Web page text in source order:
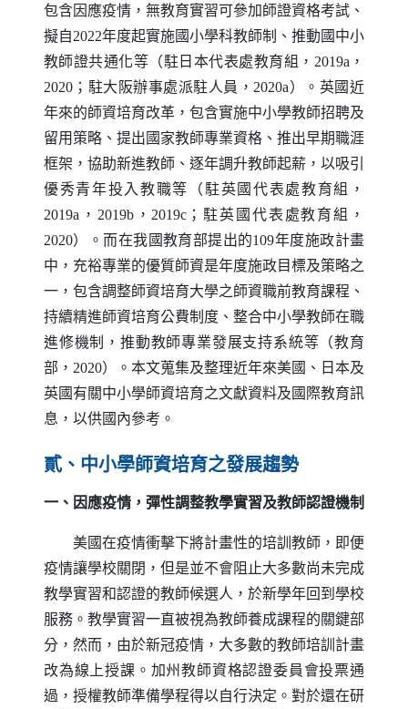
包含因應疫情，無教育實習可參加師證資格考試、
擬自2022年度起實施國小學科教師制、推動國中小
教師證共通化等（駐日本代表處教育組，2019a，
2020；駐大阪辦事處派駐人員，2020a）。英國近
年來的師資培育改革，包含實施中小學教師招聘及
留用策略、提出國家教師專業資格、推出早期職涯
框架，協助新進教師、逐年調升教師起薪，以吸引
優秀青年投入教職等（駐英國代表處教育組，
2019a，2019b，2019c；駐英國代表處教育組，
2020）。而在我國教育部提出的109年度施政計畫
中，充裕專業的優質師資是年度施政目標及策略之
一，包含調整師資培育大學之師資職前教育課程、
持續精進師資培育公費制度、整合中小學教師在職
進修機制，推動教師專業發展支持系統等（教育
部，2020）。本文蒐集及整理近年來美國、日本及
英國有關中小學師資培育之文獻資料及國際教育訊
息，以供國內參考。
貳、中小學師資培育之發展趨勢
一、因應疫情，彈性調整教學實習及教師認證機制
美國在疫情衝擊下將計畫性的培訓教師，即便
疫情讓學校關閉，但是並不會阻止大多數尚未完成
教學實習和認證的教師候選人，於新學年回到學校
服務。教學實習一直被視為教師養成課程的關鍵部
分，然而，由於新冠疫情，大多數的教師培訓計畫
改為線上授課。加州教師資格認證委員會投票通
過，授權教師準備學程得以自行決定。對於還在研